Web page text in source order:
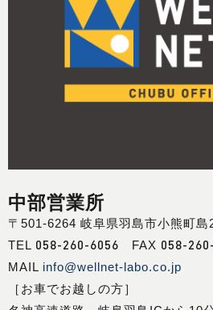
中部営業所
〒501-6264 岐阜県羽島市小熊町島
TEL 058-260-6056 FAX 058-
MAIL info@wellnet-labo.co.jp
［お車でお越しの方］